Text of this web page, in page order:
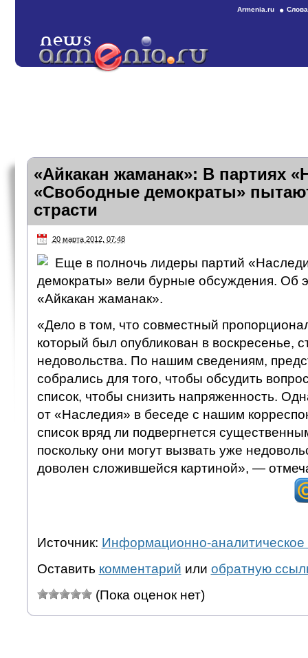
Armenia.ru
«Айкакан жаманак»: В партиях
«Свободные демократы»
страсти
20 марта 2012, 07:48
Еще в полночь лидеры партий
демократы» вели бурные обсуждения. Об
«Айкакан жаманак».
«Дело в том, что совместный
который был опубликован в воскресенье,
недовольства. По нашим сведениям,
собрались для того, чтобы обсудить
список, чтобы снизить напряженность.
от «Наследия» в беседе с нашим
список вряд ли подвергнется
поскольку они могут вызвать уже
доволен сложившейся картиной», —
Источник: Информационно-аналитическое
Оставить комментарий или обратную
(Пока оценок нет)